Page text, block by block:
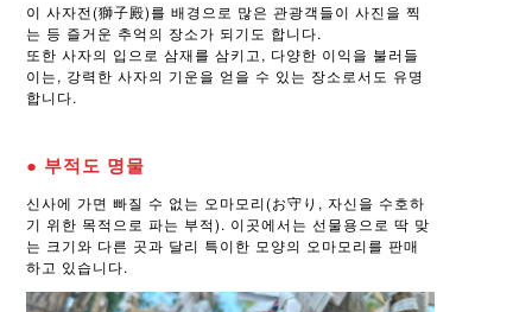
이 사자전(獅子殿)를 배경으로 많은 관광객들이 사진을 찍
는 등 즐거운 추억의 장소가 되기도 합니다.
또한 사자의 입으로 삼재를 삼키고, 다양한 이익을 불러들
이는, 강력한 사자의 기운을 얻을 수 있는 장소로서도 유명
합니다.
● 부적도 명물
신사에 가면 빠질 수 없는 오마모리(お守り, 자신을 수호하
기 위한 목적으로 파는 부적). 이곳에서는 선물용으로 딱 맞
는 크기와 다른 곳과 달리 특이한 모양의 오마모리를 판매
하고 있습니다.